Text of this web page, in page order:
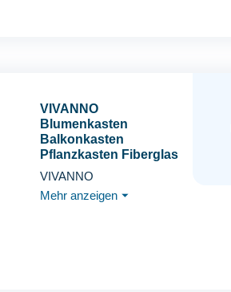
VIVANNO
Blumenkasten
Balkonkasten
Pflanzkasten Fiberglas
FLOBO Beton-Optik
grau - 15x100x17 cm
VIVANNO
Mehr anzeigen ⏷